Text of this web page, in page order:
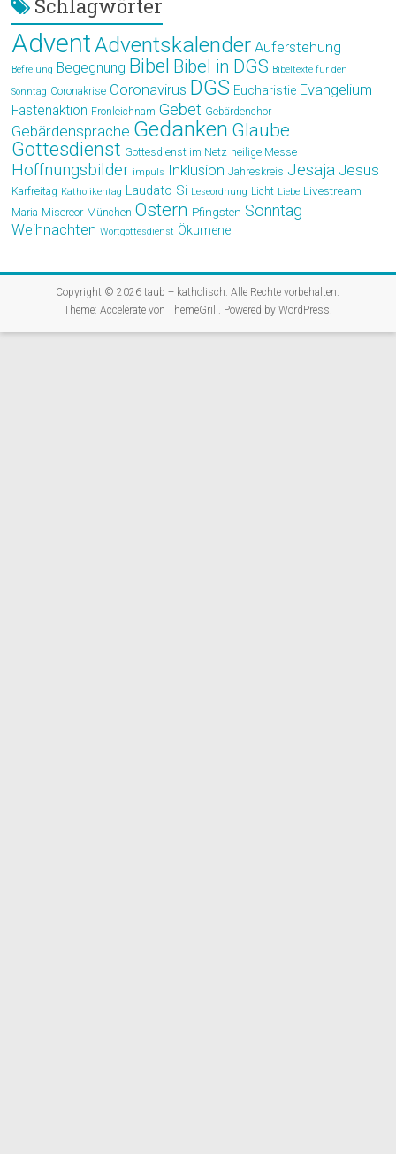
Schlagwörter
AdventAdventskalender Auferstehung
Befreiung Begegnung Bibel Bibel in DGS Bibeltexte für den
Sonntag Coronakrise Coronavirus DGS Eucharistie Evangelium
Fastenaktion Fronleichnam Gebet Gebärdenchor
Gebärdensprache Gedanken Glaube
Gottesdienst Gottesdienst im Netz heilige Messe
Hoffnungsbilder impuls Inklusion Jahreskreis Jesaja Jesus
Karfreitag Katholikentag Laudato Si Leseordnung Licht Liebe Livestream
Maria Misereor München Ostern Pfingsten Sonntag
Weihnachten Wortgottesdienst Ökumene
Copyright © 2026taub + katholisch. Alle Rechte vorbehalten.
Theme: Acceleratevon ThemeGrill. Powered by WordPress.